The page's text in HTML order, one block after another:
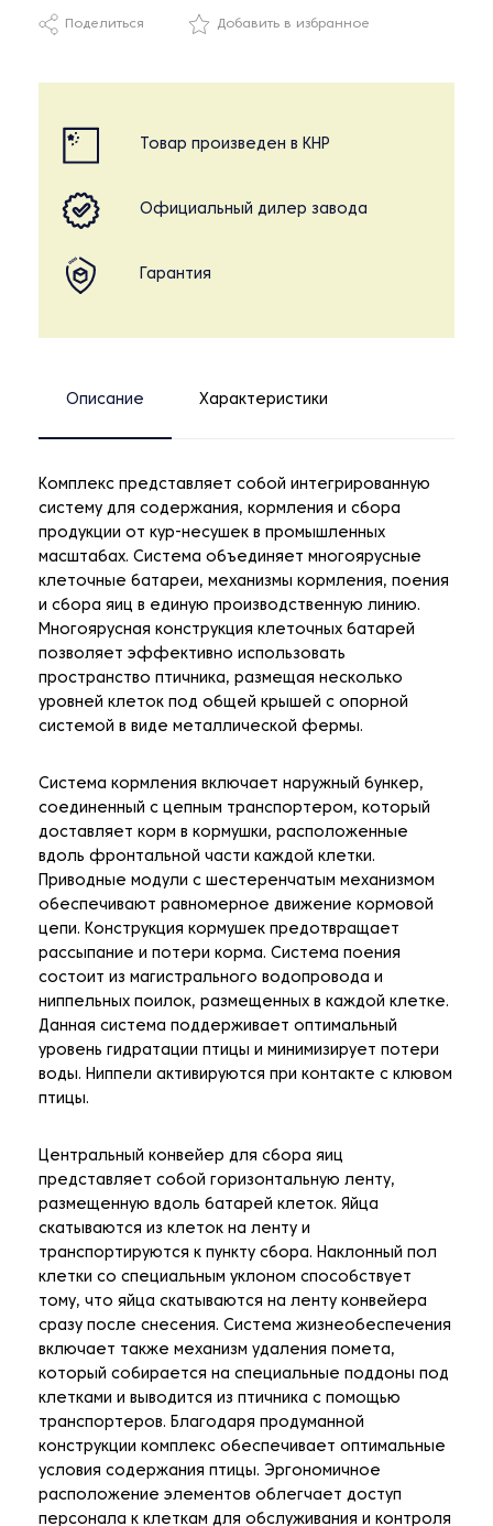
Поделиться Добавить в избранное
Товар произведен в КНР
Официальный дилер завода
Гарантия
Описание Характеристики
Комплекс представляет собой интегрированную
систему для содержания, кормления и сбора
продукции от кур-несушек в промышленных
масштабах. Система объединяет многоярусные
клеточные батареи, механизмы кормления, поения
и сбора яиц в единую производственную линию.
Многоярусная конструкция клеточных батарей
позволяет эффективно использовать
пространство птичника, размещая несколько
уровней клеток под общей крышей с опорной
системой в виде металлической фермы.
Система кормления включает наружный бункер,
соединенный с цепным транспортером, который
доставляет корм в кормушки, расположенные
вдоль фронтальной части каждой клетки.
Приводные модули с шестеренчатым механизмом
обеспечивают равномерное движение кормовой
цепи. Конструкция кормушек предотвращает
рассыпание и потери корма. Система поения
состоит из магистрального водопровода и
ниппельных поилок, размещенных в каждой клетке.
Данная система поддерживает оптимальный
уровень гидратации птицы и минимизирует потери
воды. Ниппели активируются при контакте с клювом
птицы.
Центральный конвейер для сбора яиц
представляет собой горизонтальную ленту,
размещенную вдоль батарей клеток. Яйца
скатываются из клеток на ленту и
транспортируются к пункту сбора. Наклонный пол
клетки со специальным уклоном способствует
тому, что яйца скатываются на ленту конвейера
сразу после снесения. Система жизнеобеспечения
включает также механизм удаления помета,
который собирается на специальные поддоны под
клетками и выводится из птичника с помощью
транспортеров. Благодаря продуманной
конструкции комплекс обеспечивает оптимальные
условия содержания птицы. Эргономичное
расположение элементов облегчает доступ
персонала к клеткам для обслуживания и контроля